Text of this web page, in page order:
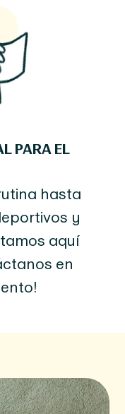
PARA EL
hasta
y
aquí
en